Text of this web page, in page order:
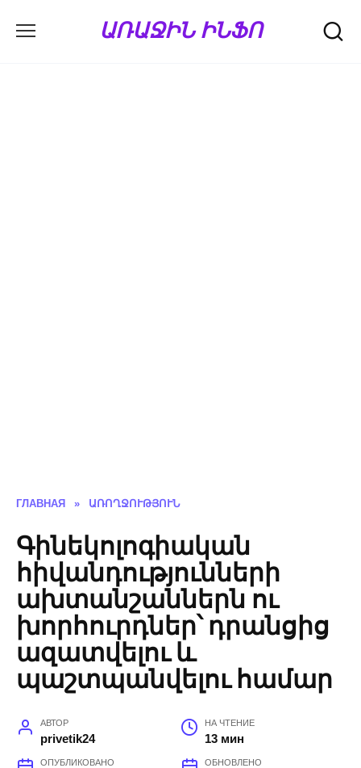
ԱՌԱՋԻՆ ԻՆՖՈ
ГЛАВНАЯ » ԱՌՈՂՋՈՒԹՅՈՒՆ
Գինեկոլոգիական
հիվանդությունների
ախտանշաններն ու
խորհուրդներ՝ դրանցից
ազատվելու և
պաշտպանվելու համար
АВТОР
privetik24
НА ЧТЕНИЕ
13 мин
ОПУБЛИКОВАНО ОБНОВЛЕНО